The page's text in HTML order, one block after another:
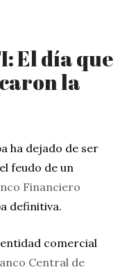
El día que
la
ha dejado de ser
feudo de un
Financiero
definitiva.
comercial
Central de